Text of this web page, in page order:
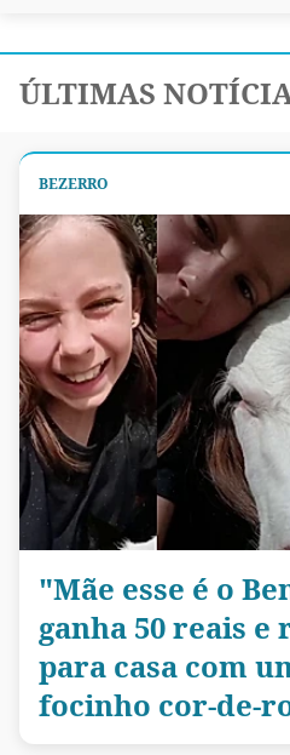
ÚLTIMAS
BEZERRO
"Mãe esse é o
ganha 50 reais
para casa com
focinho cor-de-